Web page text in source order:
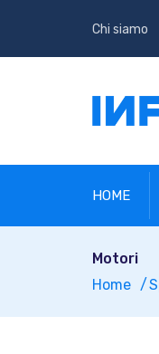
Chi siamo
HOME
Motori
Home